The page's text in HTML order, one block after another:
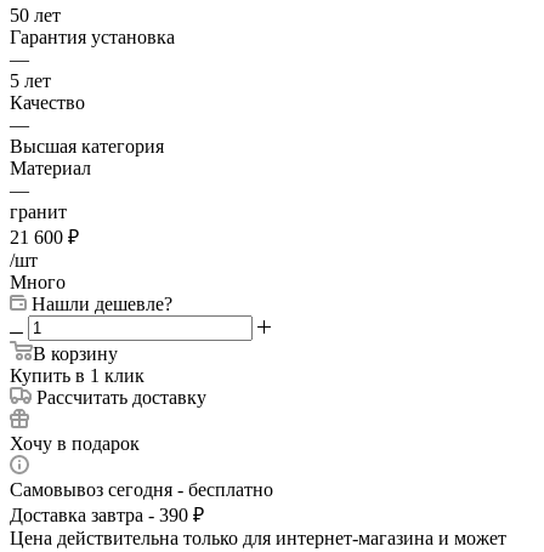
50 лет
Гарантия установка
—
5 лет
Качество
—
Высшая категория
Материал
—
гранит
21 600 ₽
/шт
Много
Нашли дешевле?
В корзину
Купить в 1 клик
Рассчитать доставку
Хочу в подарок
Самовывоз сегодня - бесплатно
Доставка завтра - 390 ₽
Цена действительна только для интернет-магазина и может